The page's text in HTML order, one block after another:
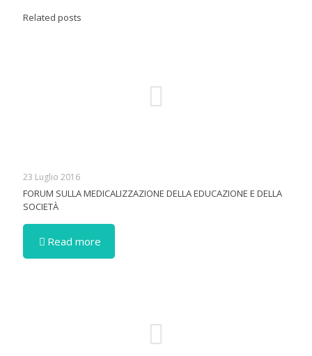
Related posts
23 Luglio 2016
FORUM SULLA MEDICALIZZAZIONE DELLA EDUCAZIONE E DELLA
SOCIETÀ
Read more